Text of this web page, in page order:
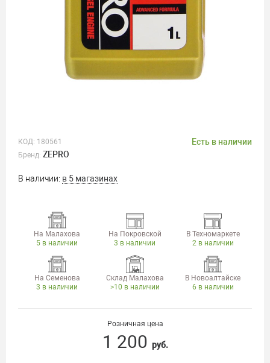
КОД: 180561 Есть в наличии
Бренд: ZEPRO
В наличии: в 5 магазинах
На Малахова
5 в наличии
На Покровской
3 в наличии
В Техномаркете
2 в наличии
На Семенова
3 в наличии
Склад Малахова
>10 в наличии
В Новоалтайске
6 в наличии
Розничная цена
1 200 руб.